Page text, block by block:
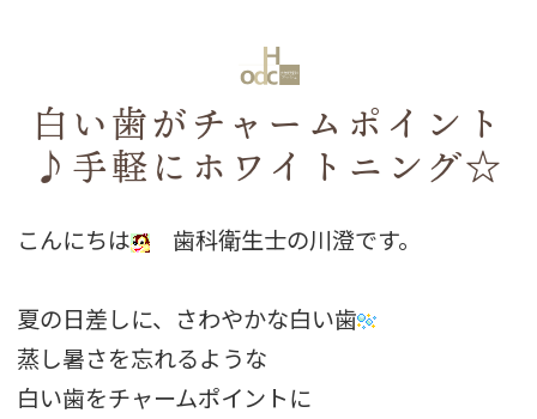
白い歯がチャームポイント
♪手軽にホワイトニング☆
こんにちは 歯科衛生士の川澄です。
夏の日差しに、さわやかな白い歯
蒸し暑さを忘れるような
白い歯をチャームポイントに